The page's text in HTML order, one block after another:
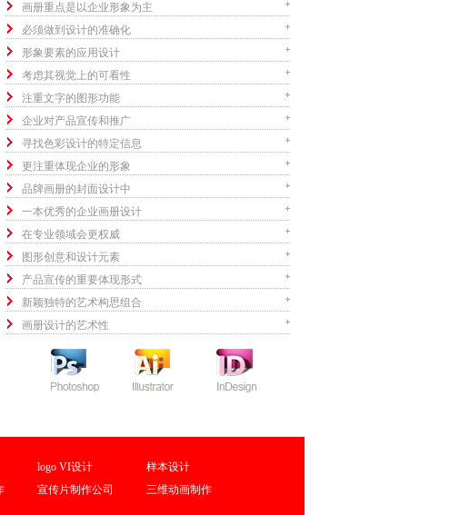
画册重点是以企业形象为主
必须做到设计的准确化
形象要素的应用设计
考虑其视觉上的可看性
注重文字的图形功能
企业对产品宣传和推广
寻找色彩设计的特定信息
更注重体现企业的形象
品牌画册的封面设计中
一本优秀的企业画册设计
在专业领域会更权威
图形创意和设计元素
产品宣传的重要体现形式
新颖独特的艺术构思组合
画册设计的艺术性
logo VI设计
样本设计
宣传片制作公司
三维动画制作